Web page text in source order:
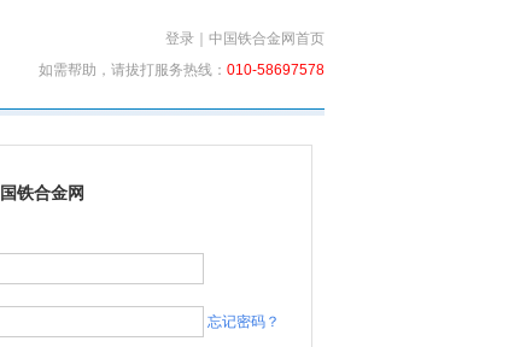
登录
中国铁合金网首页
如需帮助，请拔打服务热线： 010-58697578
铁合金网
忘记密码？